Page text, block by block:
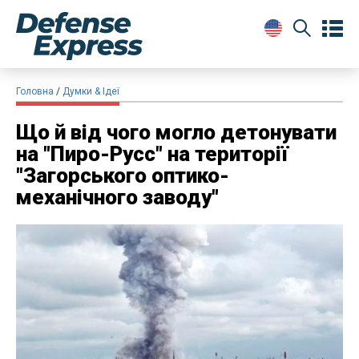
Головна Думки & Ідеї
Що й від чого могло детонувати
на "Пиро-Русс" на території
"Загорського оптико-
механічного заводу"